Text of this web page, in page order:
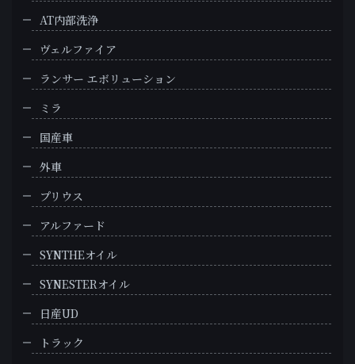
AT内部洗浄
ヴェルファイア
ランサー エボリューション
ミラ
国産車
外車
プリウス
アルファード
SYNTHEオイル
SYNESTERオイル
日産UD
トラック